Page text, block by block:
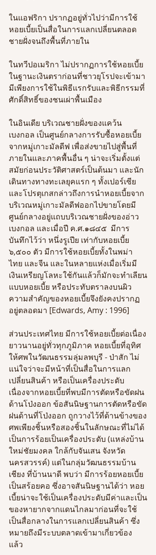
ในแอฟริกา ปรากฏอยู่ทั่วไปว่ามีการใช้
หอยเบี้ยเป็นสื่อในการแลกเปลี่ยนตลอด
ชายฝั่งจนถึงพื้นที่ภายใน
ในทวีปอเมริกา ไม่ปรากฏการใช้หอยเบี้ย
ในฐานะเงินตราก่อนที่ชาวยุโรปจะเข้ามา
มีเพียงการใช้ในพิธีแรกรับและพิธีกรรมที่
ศักดิ์สิทธิ์ของชนเผ่าพื้นเมือง
ในอินเดีย บริเวณชายฝั่งของแคว้น
เบงกอล เป็นศูนย์กลางการรับซื้อหอยเบี้ย
จากหมู่เกาะมัลดีฟ เพื่อส่งขายไปสู่พื้นที่
ภายในและภาคพื้นอื่น ๆ น่าจะเริ่มตั้งแต่
สมัยก่อนประวัติศาสตร์เป็นต้นมา และนัก
เดินทางทางทะเลยุคแรก ๆ ทั้งเปอร์เซีย
และโปรตุเกสกล่าวถึงการนำหอยเบี้ยจาก
บริเวณหมู่เกาะมัลดีฟออกไปขายโดยมี
ศูนย์กลางอยู่แถบบริเวณชายฝั่งของอ่าว
เบงกอล และเมื่อปี ค.ศ.๑๘๔๕  มีการ
บันทึกไว้ว่า หนึ่งรูเปีย เท่ากับหอยเบี้ย
๖,๕๐๐ ตัว มีการใช้หอยเบี้ยทั้งในพม่า
ไทย และจีน และในหลายแห่งเมื่อเริ่มมี
เงินเหรียญโลหะใช้กันแล้วก็มักจะทำเลียน
แบบหอยเบี้ย หรือประทับตราลงบนผิว
ความสำคัญของหอยเบี้ยจึงยังคงปรากฏ
อยู่ตลอดมา [Edwards, Amy : 1996]
ส่วนประเทศไทย มีการใช้หอยเบี้ยต่อเนื่อง
ยาวนานอยู่ทั่วทุกภูมิภาค หอยเบี้ยที่อุทิศ
ให้ศพในวัฒนธรรมลุ่มลพบุรี - ป่าสัก ไม่
แน่ใจว่าจะมีหน้าที่เป็นสื่อในการแลก
เปลี่ยนสินค้า หรือเป็นเครื่องประดับ
เนื่องจากหอยเบี้ยที่พบมีการตัดหรือขัดฝน
ด้านโป่งออก ข้อสันนิษฐานการตัดหรือขัด
ฝนด้านที่โป่งออก ถูกวางไว้ที่ด้านข้างของ
ศพเพียงชิ้นหรือสองชิ้นในลักษณะที่ไม่ได้
เป็นการร้อยเป็นเครื่องประดับ (แหล่งบ้าน
ใหม่ชัยมงคล ใกล้กับจันเสน จังหวัด
นครสวรรค์) แต่ในกลุ่มวัฒนธรรมบ้าน
เชียง ที่บ้านนาดี พบว่า มีการร้อยหอยเบี้ย
เป็นสร้อยคอ ซึ่งอาจสันนิษฐานได้ว่า หอย
เบี้ยน่าจะใช้เป็นเครื่องประดับมีค่าและเป็น
ของหายากจากแดนไกลมาก่อนที่จะใช้
เป็นสื่อกลางในการแลกเปลี่ยนสินค้า ซึ่ง
หมายถึงมีระบบตลาดเข้ามาเกี่ยวข้อง
แล้ว